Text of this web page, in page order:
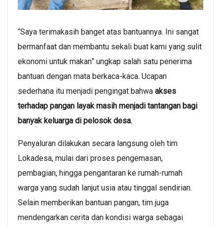
“Saya terimakasih banget atas bantuannya. Ini sangat
bermanfaat dan membantu sekali buat kami yang sulit
ekonomi untuk makan” ungkap salah satu penerima
bantuan dengan mata berkaca-kaca. Ucapan
sederhana itu menjadi pengingat bahwa akses
terhadap pangan layak masih menjadi tantangan bagi
banyak keluarga di pelosok desa.
Penyaluran dilakukan secara langsung oleh tim
Lokadesa, mulai dari proses pengemasan,
pembagian, hingga pengantaran ke rumah-rumah
warga yang sudah lanjut usia atau tinggal sendirian.
Selain memberikan bantuan pangan, tim juga
mendengarkan cerita dan kondisi warga sebagai